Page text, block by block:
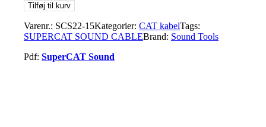
Tilføj til kurv
Varenr.: SCS22-15Kategorier: CAT kabelTags:
SUPERCAT SOUND CABLEBrand: Sound Tools
Pdf: SuperCAT Sound